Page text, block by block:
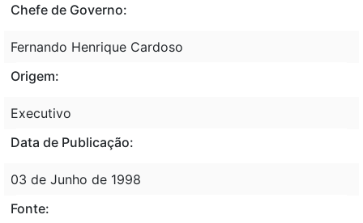
Chefe de Governo:
Fernando Henrique Cardoso
Origem:
Executivo
Data de Publicação:
03 de Junho de 1998
Fonte: